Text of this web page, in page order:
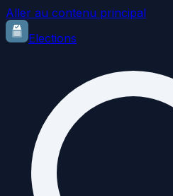
Aller au contenu principal
Elections